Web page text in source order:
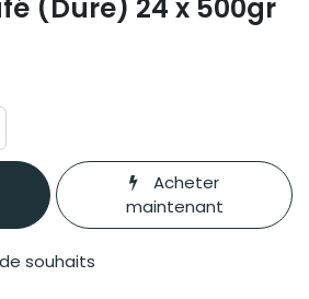
(Dure) 24 x 500gr
Acheter
maintenant
souhaits